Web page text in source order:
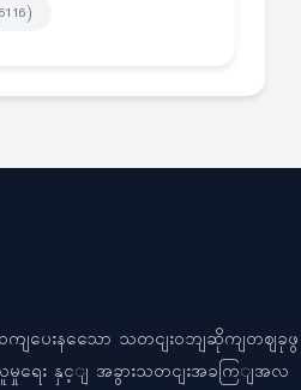
ဆကျပေးနသေော သတငျးဝဘျဆိုကျတဈခုဖွ
၊ လူမှုရေး နှင့ျ အခွားသတငျးအခကြျအလ